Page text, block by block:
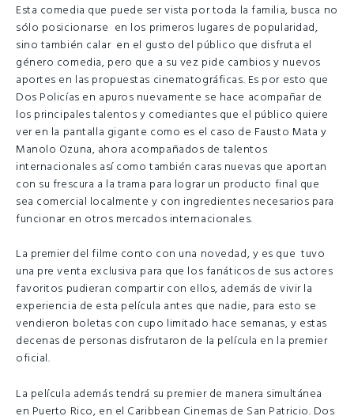
Esta comedia que puede ser vista por toda la familia, busca no
sólo posicionarse en los primeros lugares de popularidad,
sino también calar en el gusto del público que disfruta el
género comedia, pero que a su vez pide cambios y nuevos
aportes en las propuestas cinematográficas. Es por esto que
Dos Policías en apuros nuevamente se hace acompañar de
los principales talentos y comediantes que el público quiere
ver en la pantalla gigante como es el caso de Fausto Mata y
Manolo Ozuna, ahora acompañados de talentos
internacionales así como también caras nuevas que aportan
con su frescura a la trama para lograr un producto final que
sea comercial localmente y con ingredientes necesarios para
funcionar en otros mercados internacionales.
La premier del filme conto con una novedad, y es que tuvo
una pre venta exclusiva para que los fanáticos de sus actores
favoritos pudieran compartir con ellos, además de vivir la
experiencia de esta película antes que nadie, para esto se
vendieron boletas con cupo limitado hace semanas, y estas
decenas de personas disfrutaron de la película en la premier
oficial.
La película además tendrá su premier de manera simultánea
en Puerto Rico, en el Caribbean Cinemas de San Patricio. Dos